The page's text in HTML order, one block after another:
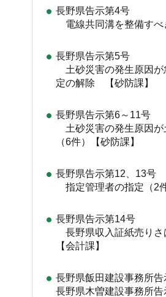
長野県告示第4号
電線共同溝を整備すべ
長野県告示第5号
土砂災害の発生原因が
定の解除 【砂防課】
長野県告示第6～11号
土砂災害の発生原因が
（6件）【砂防課】
長野県告示第12、13号
指定管理者の指定（2
長野県告示第14号
長野県収入証紙売り
【会計課】
長野県飯田建設事務所告
長野県木曽建設事務所告